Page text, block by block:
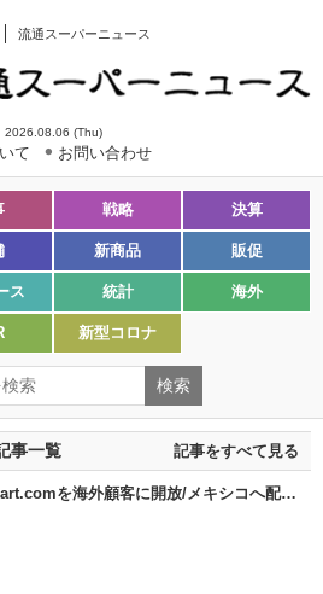
流通スーパーニュース
2026.08.06 (Thu)
て お問い合わせ
戦略 決算
新商品 販促
ス 統計 海外
新型コロナ
事一覧 記事をすべて見る
ウォルマートnews｜Walmart.comを海外顧客に開放/メキシコへ配送開始